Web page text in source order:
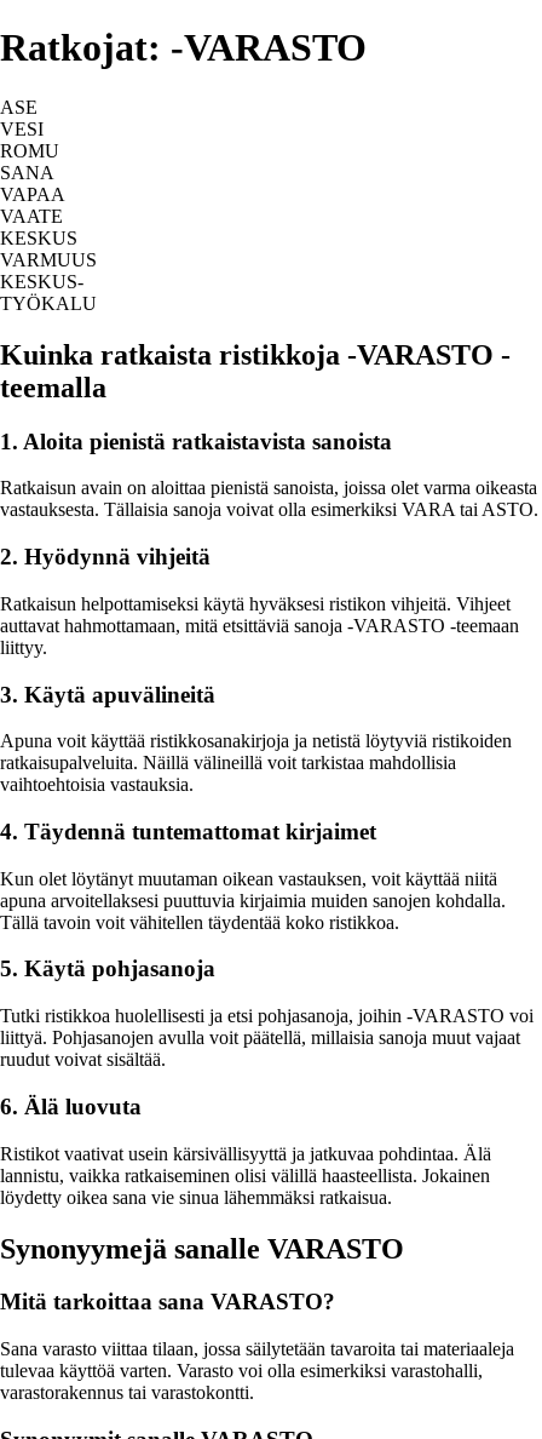
Ratkojat: -VARASTO
ASE
VESI
ROMU
SANA
VAPAA
VAATE
KESKUS
VARMUUS
KESKUS-
TYÖKALU
Kuinka ratkaista ristikkoja -VARASTO -
teemalla
1. Aloita pienistä ratkaistavista sanoista
Ratkaisun avain on aloittaa pienistä sanoista, joissa olet varma oikeasta
vastauksesta. Tällaisia sanoja voivat olla esimerkiksi VARA tai ASTO.
2. Hyödynnä vihjeitä
Ratkaisun helpottamiseksi käytä hyväksesi ristikon vihjeitä. Vihjeet
auttavat hahmottamaan, mitä etsittäviä sanoja -VARASTO -teemaan
liittyy.
3. Käytä apuvälineitä
Apuna voit käyttää ristikkosanakirjoja ja netistä löytyviä ristikoiden
ratkaisupalveluita. Näillä välineillä voit tarkistaa mahdollisia
vaihtoehtoisia vastauksia.
4. Täydennä tuntemattomat kirjaimet
Kun olet löytänyt muutaman oikean vastauksen, voit käyttää niitä
apuna arvoitellaksesi puuttuvia kirjaimia muiden sanojen kohdalla.
Tällä tavoin voit vähitellen täydentää koko ristikkoa.
5. Käytä pohjasanoja
Tutki ristikkoa huolellisesti ja etsi pohjasanoja, joihin -VARASTO voi
liittyä. Pohjasanojen avulla voit päätellä, millaisia sanoja muut vajaat
ruudut voivat sisältää.
6. Älä luovuta
Ristikot vaativat usein kärsivällisyyttä ja jatkuvaa pohdintaa. Älä
lannistu, vaikka ratkaiseminen olisi välillä haasteellista. Jokainen
löydetty oikea sana vie sinua lähemmäksi ratkaisua.
Synonyymejä sanalle VARASTO
Mitä tarkoittaa sana VARASTO?
Sana varasto viittaa tilaan, jossa säilytetään tavaroita tai materiaaleja
tulevaa käyttöä varten. Varasto voi olla esimerkiksi varastohalli,
varastorakennus tai varastokontti.